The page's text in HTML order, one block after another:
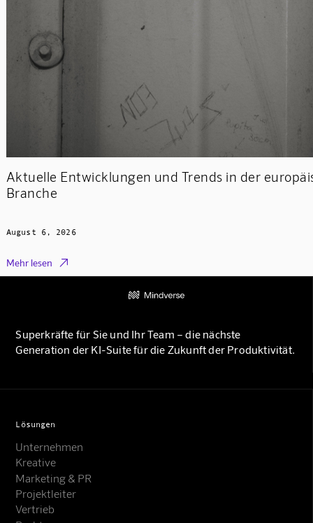
Aktuelle Entwicklungen und Trends in der
Branche
August 6, 2026
Mehr lesen 
Superkräfte für Sie und Ihr Team – die nächste
Generation der KI-Suite für die Zukunft der Produktivität.
Lösungen
Unternehmen
Kreative
Marketing & PR
Projektleiter
Vertrieb